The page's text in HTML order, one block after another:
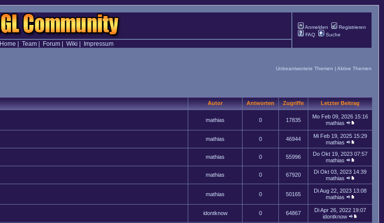
Anmelden
Registrieren
FAQ
Suche
Home Team| Forum| Wiki Impressum
Unbeantwortete Themen | Aktive Themen
Autor Antworten Zugriffe Letzter Beitrag
mathias 0 17835
Mo Feb 09, 2026 15:16
mathias
mathias 0 46944
Mi Feb 19, 2025 15:29
mathias
mathias 0 55996
Do Okt 19, 2023 07:57
mathias
mathias 0 67920
Di Okt 03, 2023 14:39
mathias
mathias 0 50165
Di Aug 22, 2023 13:08
mathias
idontknow 0 64867
Di Apr 26, 2022 19:07
idontknow